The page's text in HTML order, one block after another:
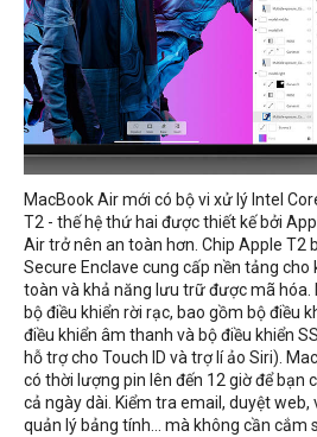
MacBook Air mới có bộ vi xử lý Intel
T2 - thế hệ thứ hai được thiết kế bởi
Air trở nên an toàn hơn. Chip Apple T2
Secure Enclave cung cấp nền tảng cho
toàn và khả năng lưu trữ được mã hóa.
bộ điều khiển rời rạc, bao gồm bộ điều
điều khiển âm thanh và bộ điều khiển
hỗ trợ cho Touch ID và trợ lí ảo Siri).
có thời lượng pin lên đến 12 giờ để bạn
cả ngày dài. Kiểm tra email, duyệt web,
quản lý bảng tính... mà không cần cắm